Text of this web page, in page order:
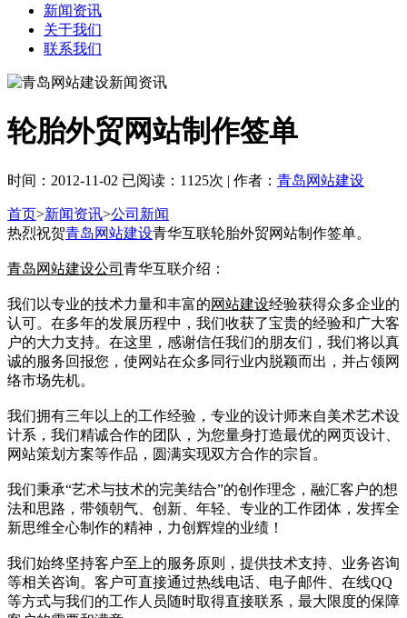
新闻资讯
关于我们
联系我们
轮胎外贸网站制作签单
时间：2012-11-02 已阅读：1125次 | 作者： 青岛网站建设
首页>新闻资讯>公司新闻
热烈祝贺青岛网站建设青华互联轮胎外贸网站制作签单。
青岛网站建设公司 青华互联介绍：
我们以专业的技术力量和丰富的网站建设经验获得众多企业的
认可。在多年的发展历程中，我们收获了宝贵的经验和广大客
户的大力支持。在这里，感谢信任我们的朋友们，我们将以真
诚的服务回报您，使网站在众多同行业内脱颖而出，并占领网
络市场先机。
我们拥有三年以上的工作经验，专业的设计师来自美术艺术设
计系，我们精诚合作的团队，为您量身打造最优的网页设计、
网站策划方案等作品，圆满实现双方合作的宗旨。
我们秉承“艺术与技术的完美结合”的创作理念，融汇客户的想
法和思路，带领朝气、创新、年轻、专业的工作团体，发挥全
新思维全心制作的精神，力创辉煌的业绩！
我们始终坚持客户至上的服务原则，提供技术支持、业务咨询
等相关咨询。客户可直接通过热线电话、电子邮件、在线QQ
等方式与我们的工作人员随时取得直接联系，最大限度的保障